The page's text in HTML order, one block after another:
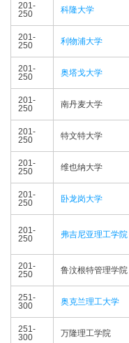
201-
250
科隆大学
201-
250
利物浦大学
201-
250
奥塔戈大学
201-
250
南丹麦大学
201-
250
特文特大学
201-
250
维也纳大学
201-
250
卧龙岗大学
201-
250
弗吉尼亚理工学院
201-
250
鲁汶根特管理学院
251-
300
奥克兰理工大学
251-
300
万隆理工学院